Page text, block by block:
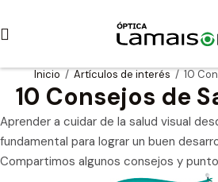
Inicio / Artículos de interés / 10
10 Consejos de
Aprender a cuidar de la salud visual
fundamental para lograr un buen
Compartimos algunos consejos y